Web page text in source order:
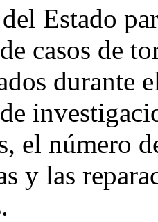
Estado
casos de
durante
el número
y las